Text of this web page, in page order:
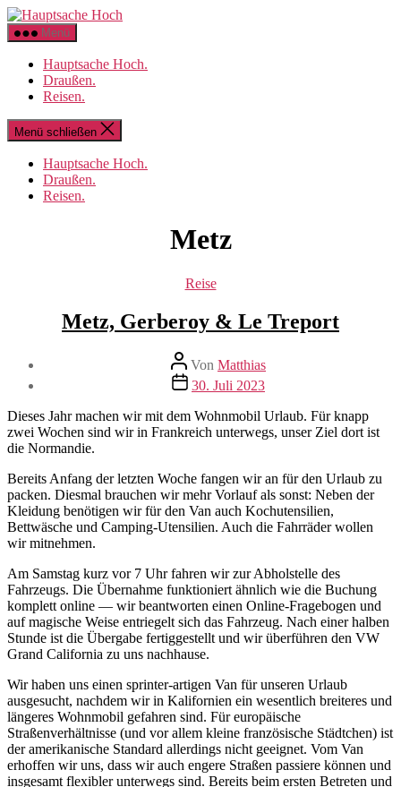
Direkt
zum
Inhalt
wechseln
Menü
Hauptsache Hoch.
Draußen.
Reisen.
Menü schließen
Hauptsache Hoch.
Draußen.
Reisen.
Metz
Kategorien
Reise
Metz, Gerberoy & Le Treport
Beitragsautor
Von Matthias
Beitragsdatum
30. Juli 2023
Dieses Jahr machen wir mit dem Wohnmobil Urlaub. Für knapp
zwei Wochen sind wir in Frankreich unterwegs, unser Ziel dort ist
die Normandie.
Bereits Anfang der letzten Woche fangen wir an für den Urlaub zu
packen. Diesmal brauchen wir mehr Vorlauf als sonst: Neben der
Kleidung benötigen wir für den Van auch Kochutensilien,
Bettwäsche und Camping-Utensilien. Auch die Fahrräder wollen
wir mitnehmen.
Am Samstag kurz vor 7 Uhr fahren wir zur Abholstelle des
Fahrzeugs. Die Übernahme funktioniert ähnlich wie die Buchung
komplett online — wir beantworten einen Online-Fragebogen und
auf magische Weise entriegelt sich das Fahrzeug. Nach einer halben
Stunde ist die Übergabe fertiggestellt und wir überführen den VW
Grand California zu uns nachhause.
Wir haben uns einen sprinter-artigen Van für unseren Urlaub
ausgesucht, nachdem wir in Kalifornien ein wesentlich breiteres und
längeres Wohnmobil gefahren sind. Für europäische
Straßenverhältnisse (und vor allem kleine französische Städtchen) ist
der amerikanische Standard allerdings nicht geeignet. Vom Van
erhoffen wir uns, dass wir auch engere Straßen passiere können und
insgesamt flexibler unterwegs sind. Bereits beim ersten Betreten und